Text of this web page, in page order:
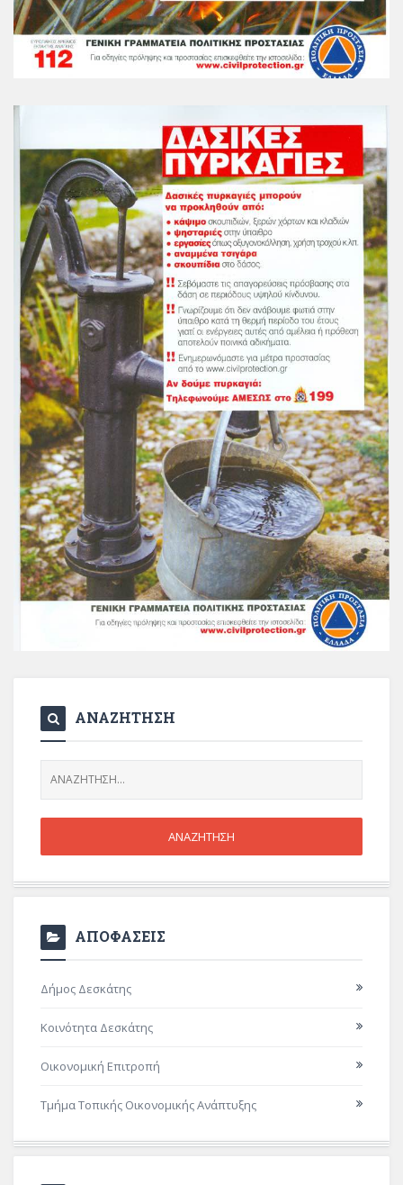
ΑΝΑΖΗΤΗΣΗ
ΑΠΟΦΑΣΕΙΣ
Δήμος Δεσκάτης
Κοινότητα Δεσκάτης
Οικονομική Επιτροπή
Τμήμα Τοπικής Οικονομικής Ανάπτυξης